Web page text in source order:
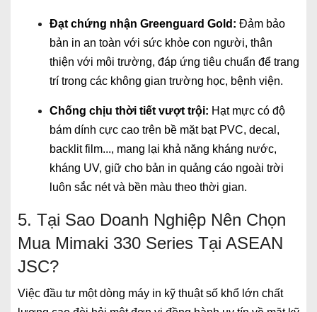
Đạt chứng nhận Greenguard Gold: Đảm bảo
bản in an toàn với sức khỏe con người, thân
thiện với môi trường, đáp ứng tiêu chuẩn để trang
trí trong các không gian trường học, bệnh viện.
Chống chịu thời tiết vượt trội: Hạt mực có độ
bám dính cực cao trên bề mặt bạt PVC, decal,
backlit film..., mang lại khả năng kháng nước,
kháng UV, giữ cho bản in quảng cáo ngoài trời
luôn sắc nét và bền màu theo thời gian.
5. Tại Sao Doanh Nghiệp Nên Chọn
Mua Mimaki 330 Series Tại ASEAN
JSC?
Việc đầu tư một dòng máy in kỹ thuật số khổ lớn chất